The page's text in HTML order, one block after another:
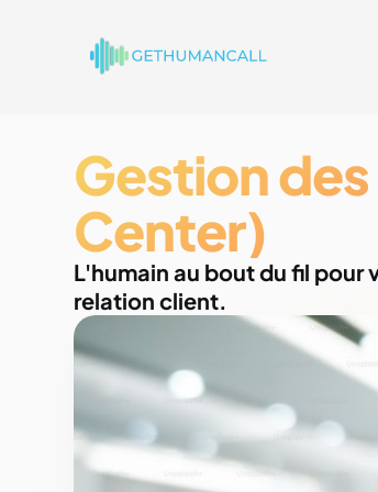
Gestion
Center)
L'humain au bout du fil pour
relation client.